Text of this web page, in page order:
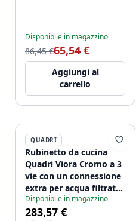
Disponibile in magazzino
86,45 €65,54 €
Aggiungi al
carrello
QUADRI
Rubinetto da cucina
Quadri Viora Cromo a 3
vie con un connessione
extra per acqua filtrata
1208971405
Disponibile in magazzino
283,57 €